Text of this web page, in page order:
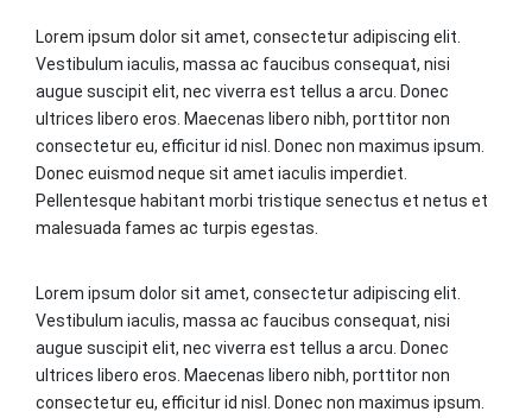
Lorem ipsum dolor sit amet, consectetur adipiscing elit.
Vestibulum iaculis, massa ac faucibus consequat, nisi
augue suscipit elit, nec viverra est tellus a arcu. Donec
ultrices libero eros. Maecenas libero nibh, porttitor non
consectetur eu, efficitur id nisl. Donec non maximus ipsum.
Donec euismod neque sit amet iaculis imperdiet.
Pellentesque habitant morbi tristique senectus et netus et
malesuada fames ac turpis egestas.
Lorem ipsum dolor sit amet, consectetur adipiscing elit.
Vestibulum iaculis, massa ac faucibus consequat, nisi
augue suscipit elit, nec viverra est tellus a arcu. Donec
ultrices libero eros. Maecenas libero nibh, porttitor non
consectetur eu, efficitur id nisl. Donec non maximus ipsum.